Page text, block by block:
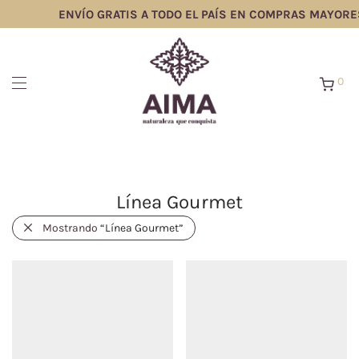
ENVÍO GRATIS A TODO EL PAÍS EN COMPRAS
0
Línea Gourmet
Mostrando “Línea Gourmet”